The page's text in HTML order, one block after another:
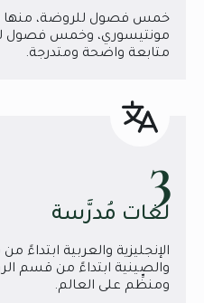
خمس فصول للروضة، منها
مونتيسوري، وخمس فصول
متابعة واضحة ومتدرجة.
3
لغات مُدرَّسة
الإنجليزية والعربية
والصينية ابتداءً من قسم
ومنظِّم على العالم.